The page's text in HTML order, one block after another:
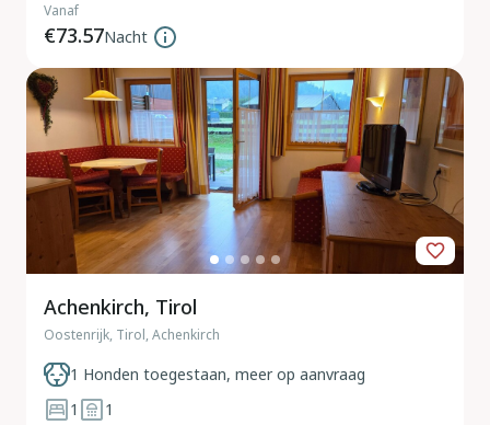
Vanaf
€73.57Nacht
Achenkirch, Tirol
Oostenrijk, Tirol, Achenkirch
1 Honden toegestaan, meer op aanvraag
1
1